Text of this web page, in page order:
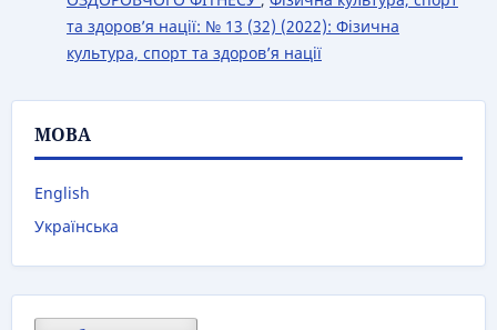
та здоров’я нації: № 13 (32) (2022): Фізична
культура, спорт та здоров’я нації
МОВА
English
Українська